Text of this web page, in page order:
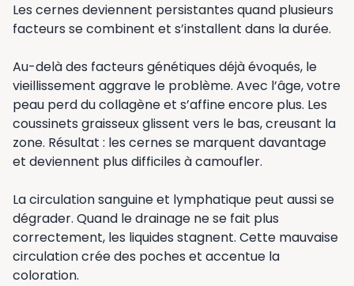
Les cernes deviennent persistantes quand plusieurs
facteurs se combinent et s’installent dans la durée.
Au-delà des facteurs génétiques déjà évoqués, le
vieillissement aggrave le problème. Avec l’âge, votre
peau perd du collagène et s’affine encore plus. Les
coussinets graisseux glissent vers le bas, creusant la
zone. Résultat : les cernes se marquent davantage
et deviennent plus difficiles à camoufler.
La circulation sanguine et lymphatique peut aussi se
dégrader. Quand le drainage ne se fait plus
correctement, les liquides stagnent. Cette mauvaise
circulation crée des poches et accentue la
coloration.